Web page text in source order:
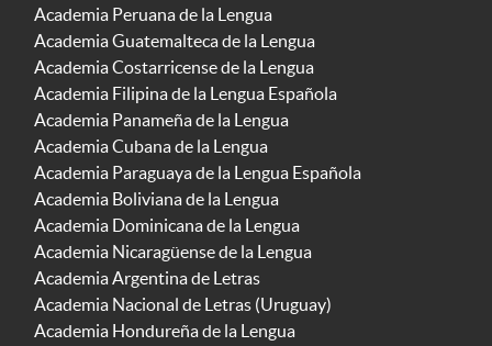
Academia Peruana de la Lengua
Academia Guatemalteca de la Lengua
Academia Costarricense de la Lengua
Academia Filipina de la Lengua Española
Academia Panameña de la Lengua
Academia Cubana de la Lengua
Academia Paraguaya de la Lengua Española
Academia Boliviana de la Lengua
Academia Dominicana de la Lengua
Academia Nicaragüense de la Lengua
Academia Argentina de Letras
Academia Nacional de Letras (Uruguay)
Academia Hondureña de la Lengua